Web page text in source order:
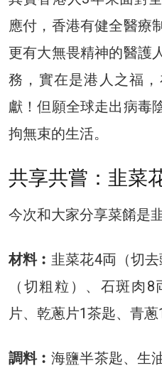
應付，香港有健全醫療
更有大無畏精神的醫護
務，實在是港人之福
獻！但願全球走出病毒
拘無束的生活。
共享共嘗：韭菜
今次和大家分享菜餚是
材料︰ 韭菜花4両（切
（切粗粒）、石斑肉
片、乾蔥片1茶匙、青
調料︰海鹽半茶匙、生